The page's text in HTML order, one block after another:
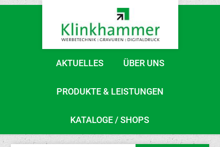
AKTUELLES ÜBER UNS
PRODUKTE & LEISTUNGEN
KATALOGE / SHOPS